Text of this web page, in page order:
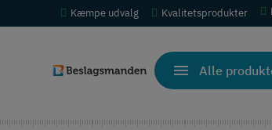
Kæmpe udvalg Kvalitetsprodukter
Alle